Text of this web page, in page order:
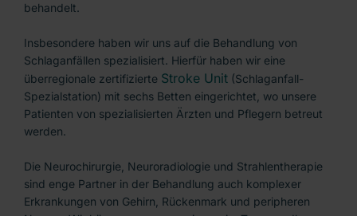
behandelt.
Insbesondere haben wir uns auf die Behandlung von
Schlaganfällen spezialisiert. Hierfür haben wir eine
überregionale zertifizierte Stroke Unit (Schlaganfall-
Spezialstation) mit sechs Betten eingerichtet, wo unsere
Patienten von spezialisierten Ärzten und Pflegern betreut
werden.
Die Neurochirurgie, Neuroradiologie und Strahlentherapie
sind enge Partner in der Behandlung auch komplexer
Erkrankungen von Gehirn, Rückenmark und peripheren